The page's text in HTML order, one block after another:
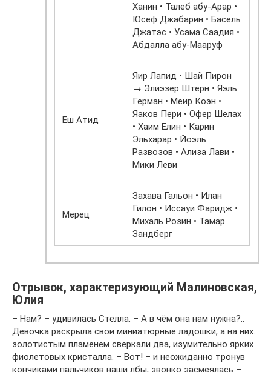
Ханин • Талеб абу-Арар •
Юсеф Джабарин • Басель
Джатэс • Усама Саадия •
Абдалла абу-Мааруф
Еш Атид
Яир Лапид • Шай Пирон
→ Элиэзер Штерн • Яэль
Герман • Меир Коэн •
Яаков Пери • Офер Шелах
• Хаим Елин • Карин
Эльхарар • Йоэль
Развозов • Ализа Лави •
Мики Леви
Мерец
Захава Гальон • Илан
Гилон • Иссауи Фаридж •
Михаль Розин • Тамар
Зандберг
Отрывок, характеризующий Малиновская,
Юлия
– Нам? – удивилась Стелла. – А в чём она нам нужна?..
Девочка раскрыла свои миниатюрные ладошки, а на них…
золотистым пламенем сверкали два, изумительно ярких
фиолетовых кристалла. – Вот! – и неожиданно тронув
кончиками пальчиков наши лбы, звонко засмеялась –